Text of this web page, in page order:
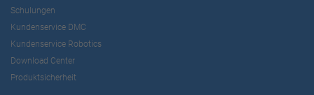
Schulungen
Kundenservice DMC
Kundenservice Robotics
Download Center
Produktsicherheit